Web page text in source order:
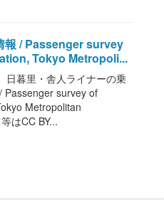
報 / Passenger survey
Tokyo Metropoli...
日暮里・舎人ライナーの乗
Passenger survey of
Metropolitan
はCC BY...